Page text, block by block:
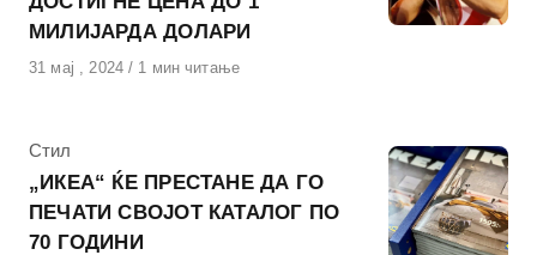
МИЛИЈАРДА ДОЛАРИ
Објавено
31 мај , 2024 1 мин читање
КАтегорија
Стил
„ИКЕА“ ЌЕ ПРЕСТАНЕ ДА ГО
ПЕЧАТИ СВОЈОТ КАТАЛОГ ПО
70 ГОДИНИ